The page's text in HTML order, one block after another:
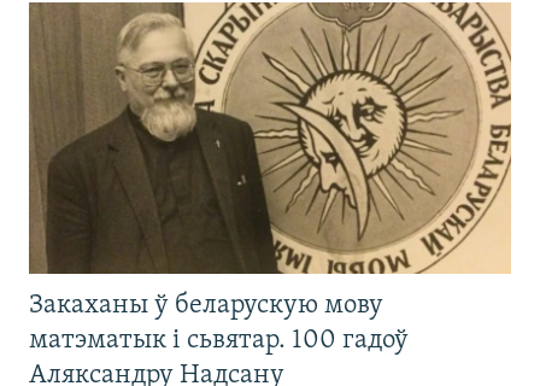
Закаханы ў беларускую мову
матэматык і сьвятар. 100 гадоў
Аляксандру Надсану